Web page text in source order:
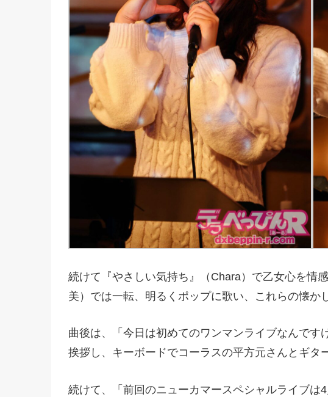
続けて『やさしい気持ち』（Chara）で乙女心を情
美）では一転、明るくポップに歌い、これらの懐か
曲後は、「今日は初めてのワンマンライブなんです
挨拶し、キーボードでコーラスの平方元さんとギタ
続けて、「前回のニューカマースペシャルライブは